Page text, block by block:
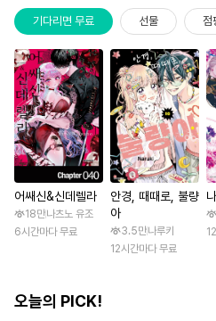
기다리면 무료 선물 점
어쌔신&신데렐라
18만나츠노 유조
6시간마다 무료
안경, 때때로, 불량
아
3.5만나루키
12시간마다 무료
오늘의 PICK!